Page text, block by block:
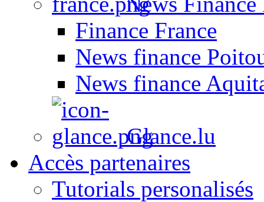
Finance France
News finance
News finance
Glance.lu
Accès partenaires
Tutorials personalisés